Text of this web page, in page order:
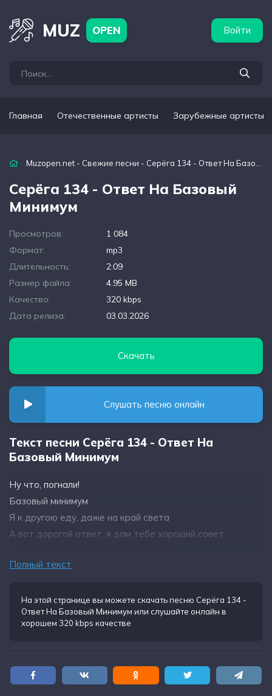
MUZ OPEN Войти
Главная Отечественные артисты Зарубежные артисты
Muzopen.net - Свежие песни - Серёга 134 - Ответ На Базовый Минимум
Серёга 134 - Ответ На Базовый
Минимум
Просмотров:
1 084
Формат:
mp3
Длительность:
2:09
Размер файла:
4.95 MB
Качество:
320 kbps
Дата релиза:
03.03.2026
Скачать
Слушать песню онлайн
Текст песни Серёга 134 - Ответ На
Базовый Минимум
Ну что, погнали!
Базовый минимум
Я к другою еду, даже на край света
А вот дорогой ответ, я дам тебе хороший совет
Полный текст
На этой странице вы можете скачать песню Серёга 134 -
Ответ На Базовый Минимум или слушайте онлайн в
хорошем 320 kbps качестве
артисты Популярные подборки